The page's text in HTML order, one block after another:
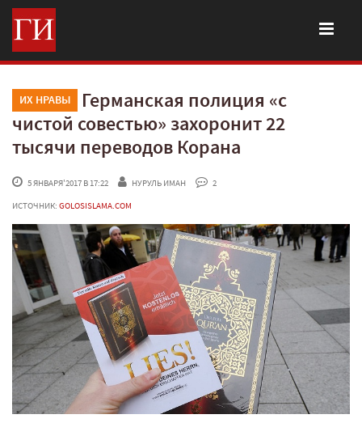
ИХ НРАВЫ
Германская полиция «с
чистой совестью» захоронит 22
тысячи переводов Корана
5 ЯНВАРЯ'2017 В 17:22 НУРУЛЬ ИМАН
2
ИСТОЧНИК: GOLOSISLAMA.COM